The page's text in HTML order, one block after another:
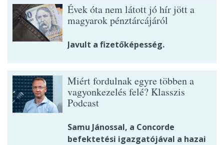
Évek óta nem látott jó hír jött a
magyarok pénztárcájáról
Javult a fizetőképesség.
Miért fordulnak egyre többen a
vagyonkezelés felé? Klasszis
Podcast
Samu Jánossal, a Concorde
befektetési igazgatójával a hazai